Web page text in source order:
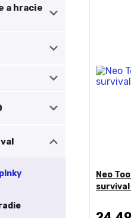
a hracie
Neo
survival